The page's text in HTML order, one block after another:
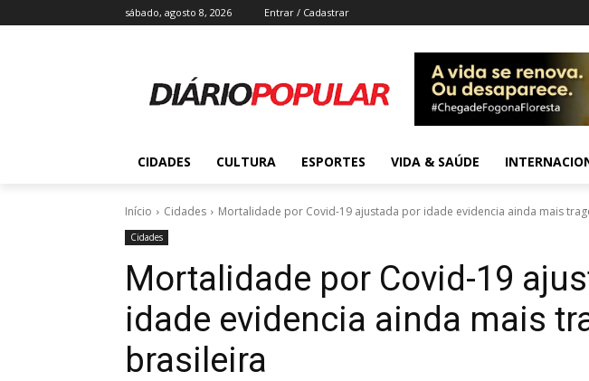
sábado, agosto 8, 2026 Entrar / Cadastrar
CIDADES CULTURA ESPORTES VIDA & SAÚDE
Início Cidades Mortalidade por Covid-19 ajustada por idade evidencia ainda mais
Cidades
Mortalidade por Covid-19
idade evidencia ainda mais
brasileira